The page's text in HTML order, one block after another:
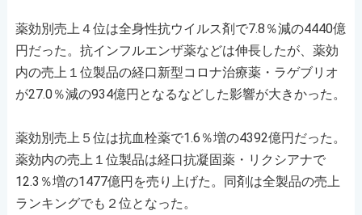
薬効別売上４位は全身性抗ウイルス剤で7.8％減の4440億
円だった。抗インフルエンザ薬などは伸長したが、薬効
内の売上１位製品の経口新型コロナ治療薬・ラゲブリオ
が27.0％減の934億円となるなどした影響が大きかった。
薬効別売上５位は抗血栓薬で1.6％増の4392億円だった。
薬効内の売上１位製品は経口抗凝固薬・リクシアナで
12.3％増の1477億円を売り上げた。同剤は全製品の売上
ランキングでも２位となった。